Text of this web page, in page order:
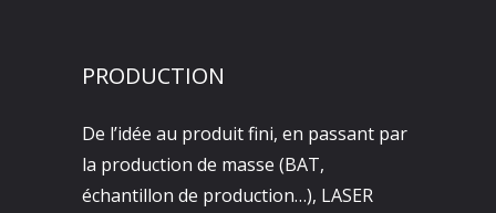
PRODUCTION
De l’idée au produit fini, en passant par
la production de masse (BAT,
échantillon de production…), LASER